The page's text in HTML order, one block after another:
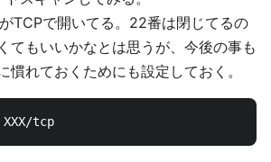
TCPで開いてる。22番は閉じてるの
てもいいかなとは思うが、今後の事も
慣れておくためにも設定しておく。